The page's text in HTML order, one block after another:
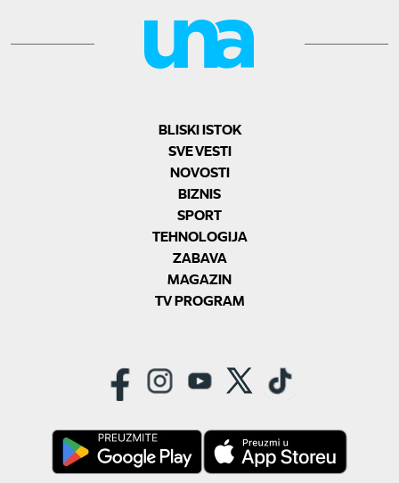
BLISKI ISTOK
SVE VESTI
NOVOSTI
BIZNIS
SPORT
TEHNOLOGIJA
ZABAVA
MAGAZIN
TV PROGRAM